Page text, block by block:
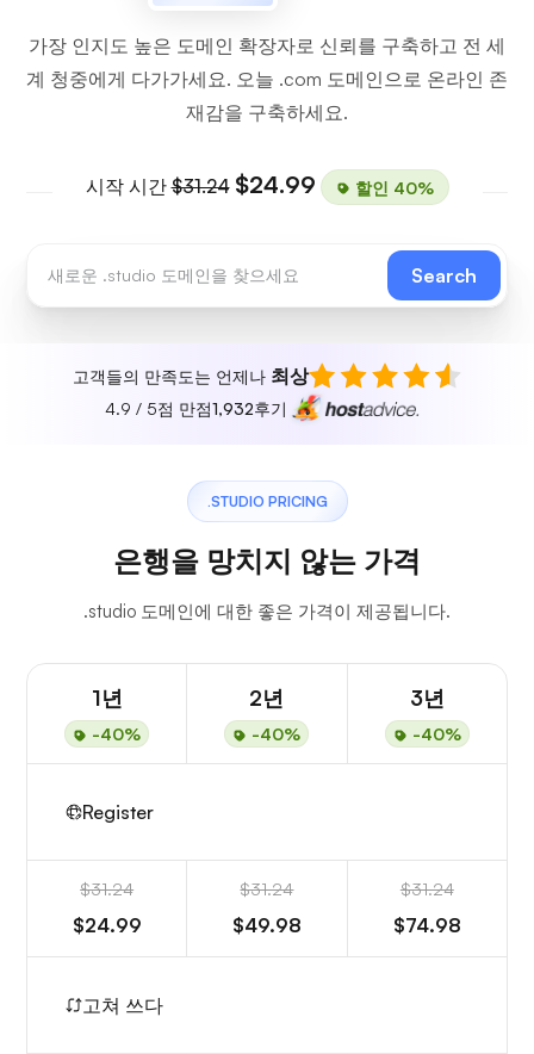
가장 인지도 높은 도메인 확장자로 신뢰를 구축하고 전 세
계 청중에게 다가가세요. 오늘 .com 도메인으로 온라인 존
재감을 구축하세요.
시작 시간$31.24 $24.99 할인 40%
Search
고객들의 만족도는 언제나 최상
4.9 / 5점 만점1,932후기
.STUDIO PRICING
은행을 망치지 않는 가격
.studio 도메인에 대한 좋은 가격이 제공됩니다.
1년
-40%
2년
-40%
3년
-40%
Register
$31.24
$24.99
$31.24
$49.98
$31.24
$74.98
고쳐 쓰다